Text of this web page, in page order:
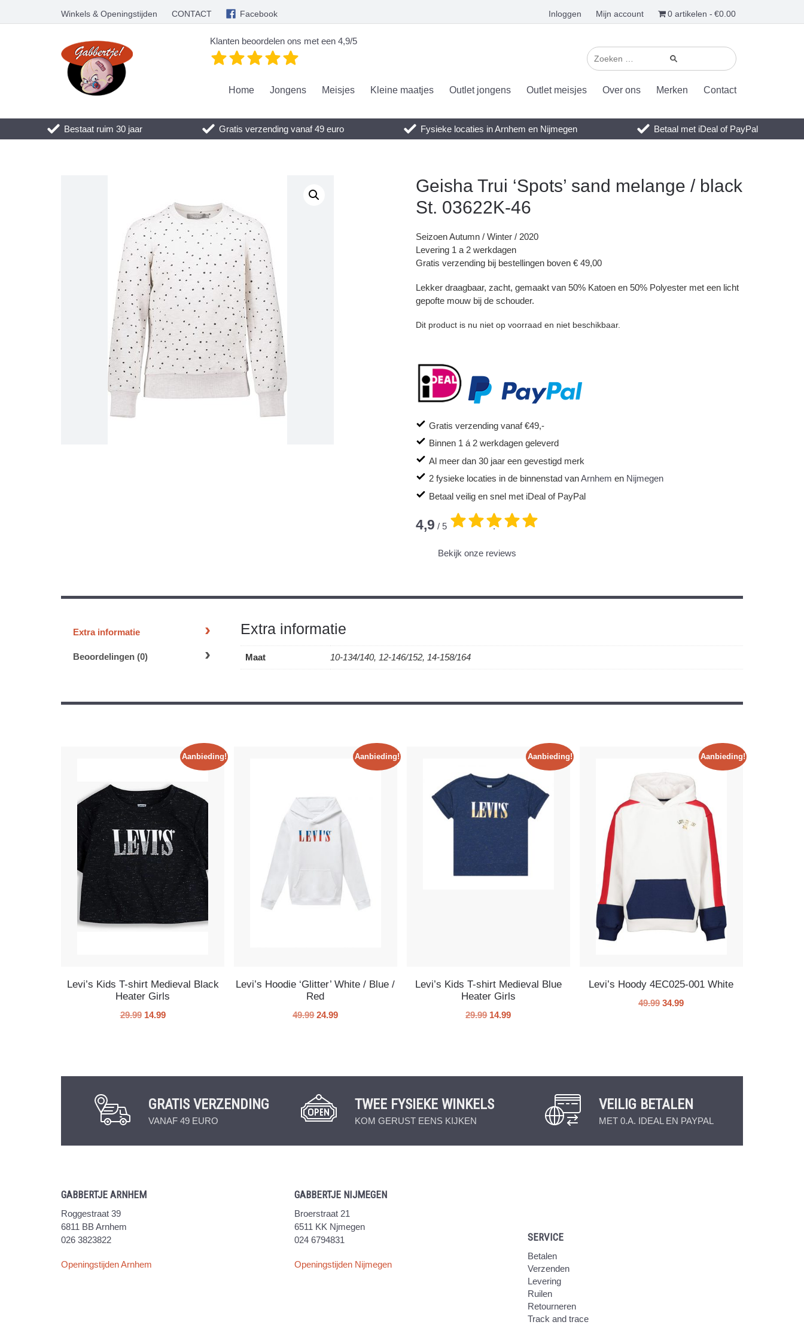
Winkels & Openingstijden CONTACT Facebook Inloggen Mijn account 0 artikelen €0.00
Klanten beoordelen ons met een 4,9/5
Home Jongens Meisjes Kleine maatjes Outlet jongens Outlet meisjes Over ons Merken Contact
Bestaat ruim 30 jaar Gratis verzending vanaf 49 euro Fysieke locaties in Arnhem en Nijmegen Betaal met iDeal of PayPal
Geisha Trui ‘Spots’ sand melange / black
St. 03622K-46
Seizoen Autumn / Winter / 2020
Levering 1 a 2 werkdagen
Gratis verzending bij bestellingen boven € 49,00
Lekker draagbaar, zacht, gemaakt van 50% Katoen en 50% Polyester met een licht
gepofte mouw bij de schouder.
Dit product is nu niet op voorraad en niet beschikbaar.
Gratis verzending vanaf €49,-
Binnen 1 á 2 werkdagen geleverd
Al meer dan 30 jaar een gevestigd merk
2 fysieke locaties in de binnenstad vanArnhem en Nijmegen
Betaal veilig en snel met iDeal of PayPal
4,9 / 5 .
Bekijk onze reviews
Extra informatie
Beoordelingen (0)
Extra informatie
Maat 10-134/140, 12-146/152, 14-158/164
Aanbieding!
Levi’s Kids T-shirt Medieval Black
Heater Girls
29.99 14.99
Aanbieding!
Levi’s Hoodie ‘Glitter’ White / Blue /
Red
49.99 24.99
Aanbieding!
Levi’s Kids T-shirt Medieval Blue
Heater Girls
29.99 14.99
Aanbieding!
Levi’s Hoody 4EC025-001 White
49.99 34.99
GRATIS VERZENDING
VANAF 49 EURO
TWEE FYSIEKE WINKELS
KOM GERUST EENS KIJKEN
VEILIG BETALEN
MET 0.A. IDEAL EN PAYPAL
GABBERTJE ARNHEM
Roggestraat 39
6811 BB Arnhem
026 3823822
Openingstijden Arnhem
GABBERTJE NIJMEGEN
Broerstraat 21
6511 KK Njmegen
024 6794831
Openingstijden Nijmegen
SERVICE
Betalen
Verzenden
Levering
Ruilen
Retourneren
Track and trace